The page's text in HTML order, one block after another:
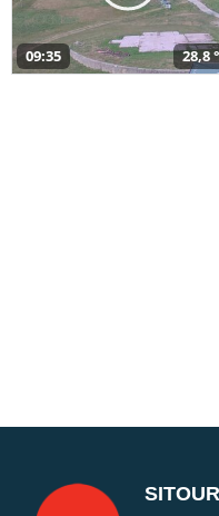
09:35 28,8